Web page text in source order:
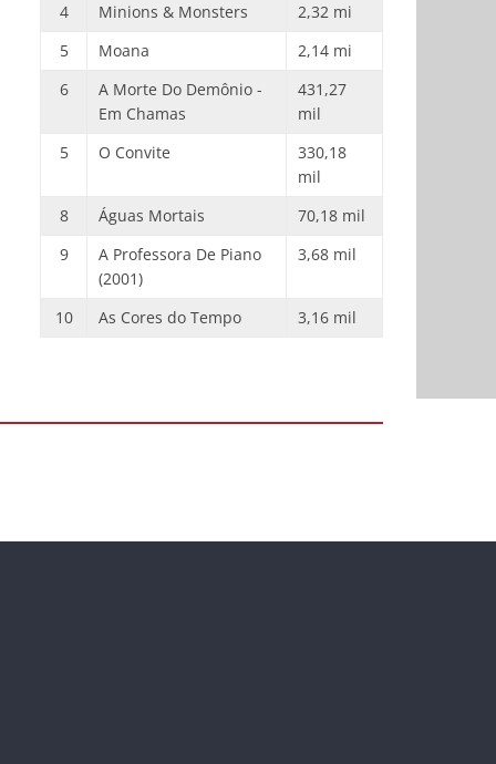
4
Minions & Monsters
2,32 mi
5
Moana
2,14 mi
6
A Morte Do Demônio -
Em Chamas
431,27
mil
5
O Convite
330,18
mil
8
Águas Mortais
70,18 mil
9
A Professora De Piano
(2001)
3,68 mil
10 As Cores do Tempo 3,16 mil